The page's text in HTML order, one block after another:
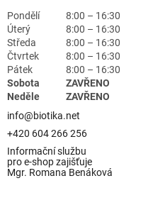
Pondělí
8:00 – 16:30
Úterý
8:00 – 16:30
Středa
8:00 – 16:30
Čtvrtek
8:00 – 16:30
Pátek
8:00 – 16:30
Sobota
ZAVŘENO
Neděle
ZAVŘENO
info@biotika.net
+420 604 266 256
Informační službu
pro e-shop zajišťuje
Mgr. Romana Benáková